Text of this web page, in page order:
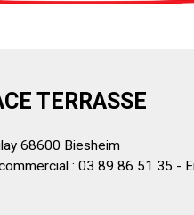
TERRASSE
68600 Biesheim
: 03 89 86 51 35 -